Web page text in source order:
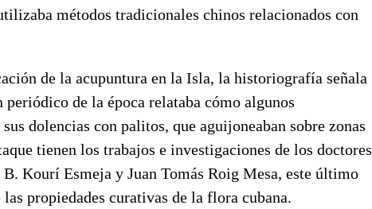
métodos tradicionales chinos relacionados con
de la acupuntura en la Isla, la historiografía señala
de la época relataba cómo algunos
dolencias con palitos, que aguijoneaban sobre zonas
tienen los trabajos e investigaciones de los doctores
Kourí Esmeja y Juan Tomás Roig Mesa, este último
propiedades curativas de la flora cubana.